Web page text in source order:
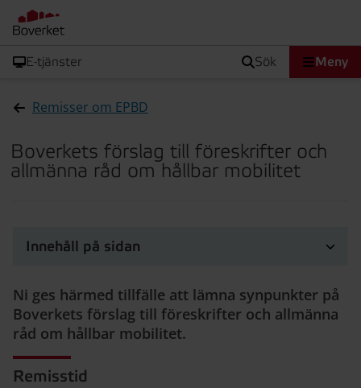
E-tjänster sök Meny
Remisser om EPBD
Boverkets förslag till föreskrifter och
allmänna råd om hållbar mobilitet
Innehåll på sidan
Ni ges härmed tillfälle att lämna synpunkter på
Boverkets förslag till föreskrifter och allmänna
råd om hållbar mobilitet.
Remisstid